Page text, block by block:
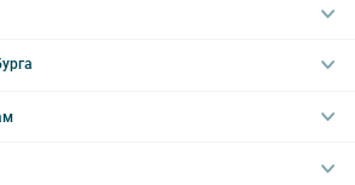
групповые экскурсии
в Санкт-Петербург на 2 дня
Загородные экскурсии
Квесты/Интерактивы
Петербург для школьников